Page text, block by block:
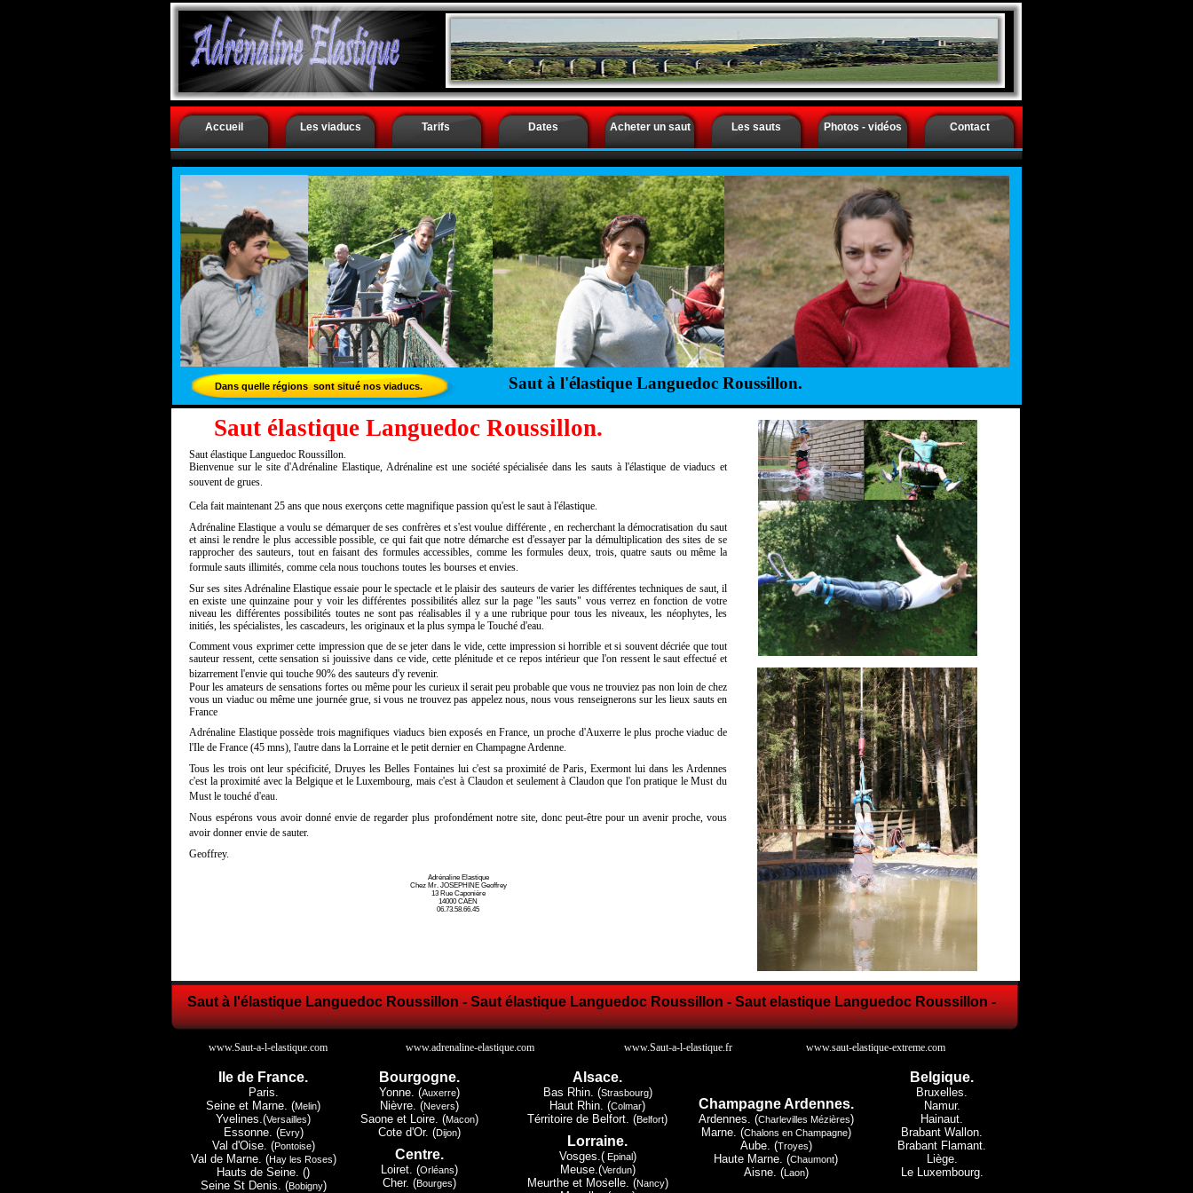
Saut a l elastique Languedoc Roussillon - Saut elastique Languedoc Roussillon -
Saut à l'élastique Languedoc Roussillon - Saut élastique Languedoc Roussillon - Saut elastique Languedoc Roussillon -
Ile de France.
Paris.
Seine et Marne. (Melin)
Yvelines.(Versailles)
Essonne. (Evry)
Val d'Oise. (Pontoise)
Val de Marne. (Hay les Roses)
Hauts de Seine. ()
Seine St Denis. (Bobigny)
Bourgogne.
Yonne. (Auxerre)
Nièvre. (Nevers)
Saone et Loire. (Macon)
Cote d'Or. (Dijon)
Centre.
Loiret. (Orléans)
Cher. (Bourges)
Alsace.
Bas Rhin. (Strasbourg)
Haut Rhin. (Colmar)
Térritoire de Belfort. (Belfort)
Lorraine.
Vosges.(Epinal)
Meuse.(Verdun)
Meurthe et Moselle. (Nancy)
Champagne Ardennes.
Ardennes. (Charlevilles Mézières)
Marne. (Chalons en Champagne)
Aube. (Troyes)
Haute Marne. (Chaumont)
Aisne. (Laon)
Belgique.
Bruxelles.
Namur.
Hainaut.
Brabant Wallon.
Brabant Flamant.
Liège.
Le Luxembourg.
Saut à l'élastique Languedoc Roussillon.
Dans quelle régions sont situé nos viaducs.
Saut élastique Languedoc Roussillon.
Saut élastique Languedoc Roussillon.
Bienvenue sur le site d'Adrénaline Elastique, Adrénaline est une société spécialisée dans les sauts à l'élastique de viaducs et
souvent de grues.
Cela fait maintenant 25 ans que nous exerçons cette magnifique passion qu'est le saut à l'élastique.
Adrénaline Elastique a voulu se démarquer de ses confrères et s'est voulue différente , en recherchant la démocratisation du saut
et ainsi le rendre le plus accessible possible, ce qui fait que notre démarche est d'essayer par la démultiplication des sites de se
rapprocher des sauteurs, tout en faisant des formules accessibles, comme les formules deux, trois, quatre sauts ou même la
formule sauts illimités, comme cela nous touchons toutes les bourses et envies.
Sur ses sites Adrénaline Elastique essaie pour le spectacle et le plaisir des sauteurs de varier les différentes techniques de saut, il
en existe une quinzaine pour y voir les différentes possibilités allez sur la page "les sauts" vous verrez en fonction de votre
niveau les différentes possibilités toutes ne sont pas réalisables il y a une rubrique pour tous les niveaux, les néophytes, les
initiés, les spécialistes, les cascadeurs, les originaux et la plus sympa le Touché d'eau.
Comment vous exprimer cette impression que de se jeter dans le vide, cette impression si horrible et si souvent décriée que tout
sauteur ressent, cette sensation si jouissive dans ce vide, cette plénitude et ce repos intérieur que l'on ressent le saut effectué et
bizarrement l'envie qui touche 90% des sauteurs d'y revenir.
Pour les amateurs de sensations fortes ou même pour les curieux il serait peu probable que vous ne trouviez pas non loin de chez
vous un viaduc ou même une journée grue, si vous ne trouvez pas appelez nous, nous vous renseignerons sur les lieux sauts en
France
Adrénaline Elastique possède trois magnifiques viaducs bien exposés en France, un proche d'Auxerre le plus proche viaduc de
l'Ile de France (45 mns), l'autre dans la Lorraine et le petit dernier en Champagne Ardenne.
Tous les trois ont leur spécificité, Druyes les Belles Fontaines lui c'est sa proximité de Paris, Exermont lui dans les Ardennes
c'est la proximité avec la Belgique et le Luxembourg, mais c'est à Claudon et seulement à Claudon que l'on pratique le Must du
Must le touché d'eau.
Nous espérons vous avoir donné envie de regarder plus profondément notre site, donc peut-être pour un avenir proche, vous
avoir donner envie de sauter.
Geoffrey.
Adrénaline Elastique
Chez Mr. JOSEPHINE Geoffrey
13 Rue Caponière
14000 CAEN
06.73.58.66.45
Accueil Les viaducs Tarifs Dates Acheter un saut Les sauts Photos - vidéos Contact
www.Saut-a-l-elastique.com www.adrenaline-elastique.com www.Saut-a-l-elastique.fr www.saut-elastique-extreme.com